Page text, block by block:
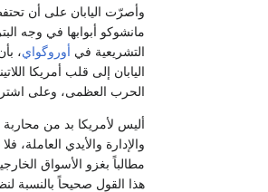
وأصرّت اليابان على أن
مانشوكو أبوابها في وجه
التشريعية في أوروگواي،
اليابان إلى قلب أمريكا
الحرب العظمى، وعلى
أليس لأمريكا بد من
والإدارة والأيدي العاملة،
مطالباً بغزو الأسواق
هذا القول صحيحاً بالنسبة